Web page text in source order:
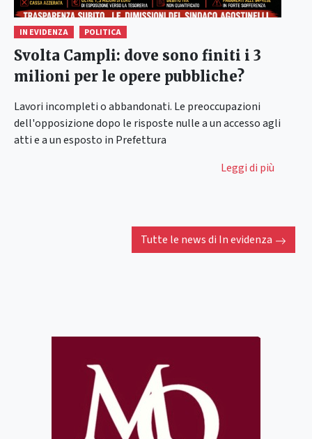
IN EVIDENZA POLITICA
Svolta Campli: dove sono finiti i 3
milioni per le opere pubbliche?
Lavori incompleti o abbandonati. Le preoccupazioni
dell'opposizione dopo le risposte nulle a un accesso agli
atti e a un esposto in Prefettura
Leggi di più
Tutte le news di In evidenza